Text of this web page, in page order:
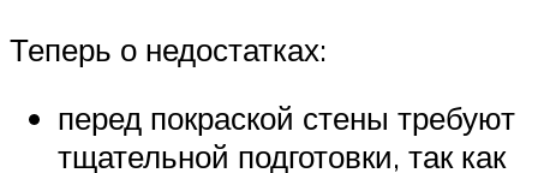
Теперь о недостатках:
перед покраской стены требуют
тщательной подготовки, так как